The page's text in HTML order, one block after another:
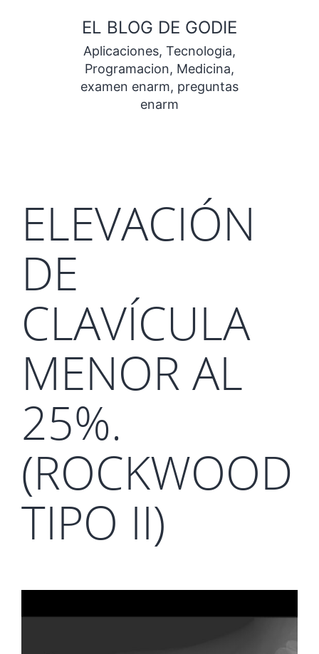
contenido
EL BLOG DE GODIE
Aplicaciones, Tecnologia,
Programacion, Medicina,
examen enarm, preguntas
enarm
ELEVACIÓN
DE
CLAVÍCULA
MENOR AL
25%.
(ROCKWOOD
TIPO II)